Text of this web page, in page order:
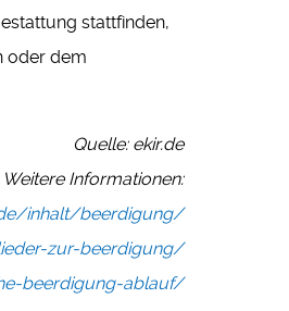
stattfinden,
oder dem
Quelle: ekir.de
Weitere Informationen:
inhalt/beerdigung/
zur-beerdigung/
beerdigung-ablauf/